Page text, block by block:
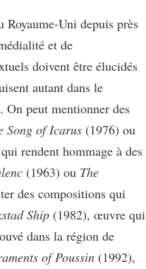
Uni depuis près
et de
doivent être élucidés
autant dans le
On peut mentionner des
Song of Icarus (1976) ou
rendent hommage à des
(1963) ou The
des compositions qui
Ship (1982), œuvre qui
dans la région de
of Poussin (1992),